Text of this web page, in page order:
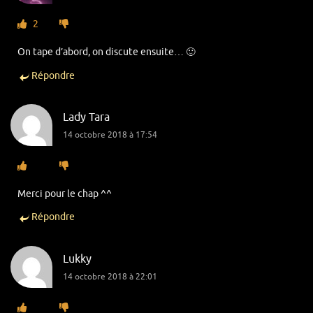
2
On tape d’abord, on discute ensuite… 🙂
Répondre
Lady Tara
14 octobre 2018 à 17:54
Merci pour le chap ^^
Répondre
Lukky
14 octobre 2018 à 22:01